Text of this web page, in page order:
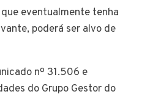
eventualmente tenha
poderá ser alvo de
nº 31.506 e
do Grupo Gestor do